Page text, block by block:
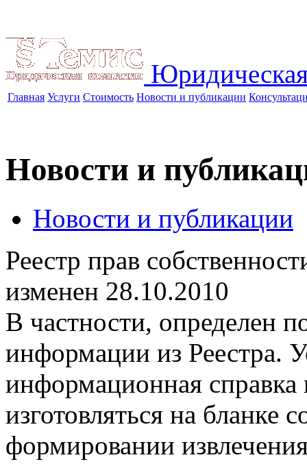
Главная Услуги Стоимость Новости и публикации
Новости и
Новости и публикации
Реестр прав
изменен 28.10.2010
В частности, определен
информации из Реестра.
информационная справка
изготовляться на
формировании